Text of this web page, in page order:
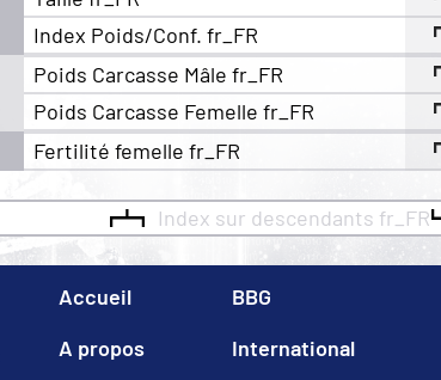
Index Poids/Conf. fr_FR
Poids Carcasse Mâle fr_FR
Poids Carcasse Femelle fr_FR
Fertilité femelle fr_FR
Index sur descendants fr_FR
Accueil
A propos
BBG
International